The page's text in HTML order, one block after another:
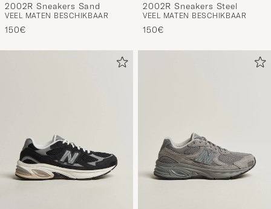
2002R Sneakers Sand
VEEL MATEN BESCHIKBAAR
150€
2002R Sneakers Steel
VEEL MATEN BESCHIKBAAR
150€